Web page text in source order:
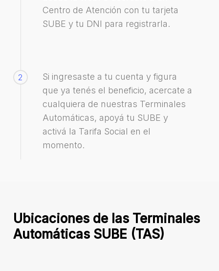
Centro de Atención con tu tarjeta
SUBE y tu DNI para registrarla.
2
Si ingresaste a tu cuenta y figura
que ya tenés el beneficio, acercate a
cualquiera de nuestras Terminales
Automáticas, apoyá tu SUBE y
activá la Tarifa Social en el
momento.
Ubicaciones de las Terminales
Automáticas SUBE (TAS)